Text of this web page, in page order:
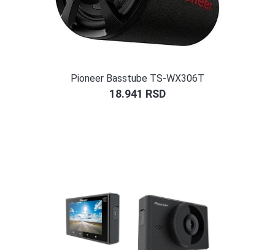
Pioneer Basstube TS-WX306T
18.941 RSD